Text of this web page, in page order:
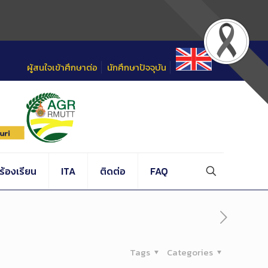
ผู้สนใจเข้าศึกษาต่อ นักศึกษาปัจจุบัน
องเรียน ITA ติดต่อ FAQ
Categories
Tags